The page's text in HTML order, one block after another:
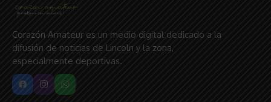
Corazón Amateur es un medio digital dedicado a la
difusión de noticias de Lincoln y la zona,
especialmente deportivas.